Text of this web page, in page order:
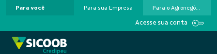
Pular para o Conteúdo principal
Para você Para sua Empresa Para o Agronegócio
Acesse sua conta